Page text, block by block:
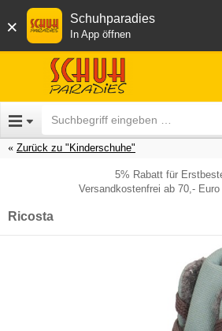
× Schuhparadies
In App öffnen
Zurück zu "Kinderschuhe"
5% Rabatt für
Versandkostenfrei ab 70,- Euro
Ricosta